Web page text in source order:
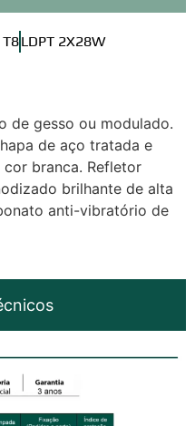
LDPT 2X28W
de gesso ou modulado.
de aço tratada e
branca. Refletor
brilhante de alta
anti-vibratório de